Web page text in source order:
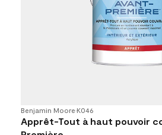
Benjamin Moore•K046
Apprêt-Tout à haut pouvoir